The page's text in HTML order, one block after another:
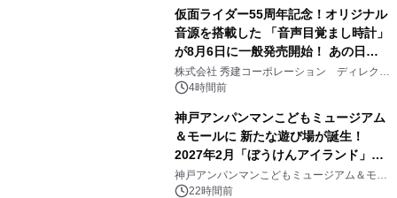
仮面ライダー55周年記念！オリジナル
音源を搭載した 「音声目覚まし時計」
が8月6日に一般発売開始！ あの日の
大興奮が今甦る
株式会社 秀建コーポレーション ディレクト
アートギャラリー
4時間前
神戸アンパンマンこどもミュージアム
＆モールに 新たな遊び場が誕生！
2027年2月「ぼうけんアイランド」が
オープン
神戸アンパンマンこどもミュージアム＆モー
ル 22時間前